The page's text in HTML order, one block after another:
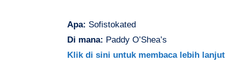
Apa: Sofistokated
Di mana: Paddy O’Shea’s
Klik di sini untuk membaca lebih lanjut